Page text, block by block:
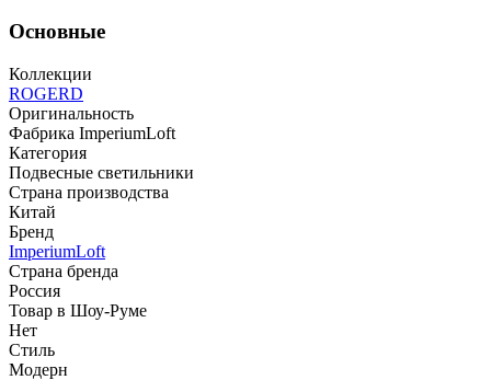
Основные
Коллекции
ROGERD
Оригинальность
Фабрика ImperiumLoft
Категория
Подвесные светильники
Страна производства
Китай
Бренд
ImperiumLoft
Страна бренда
Россия
Товар в Шоу-Руме
Нет
Стиль
Модерн